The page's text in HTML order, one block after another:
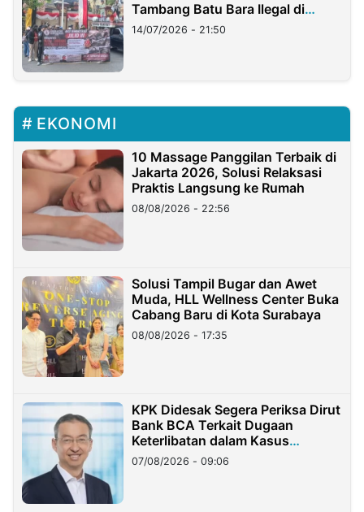
Tambang Batu Bara Ilegal di
Lampung
14/07/2026 - 21:50
EKONOMI
10 Massage Panggilan Terbaik di
Jakarta 2026, Solusi Relaksasi
Praktis Langsung ke Rumah
08/08/2026 - 22:56
Solusi Tampil Bugar dan Awet
Muda, HLL Wellness Center Buka
Cabang Baru di Kota Surabaya
08/08/2026 - 17:35
KPK Didesak Segera Periksa Dirut
Bank BCA Terkait Dugaan
Keterlibatan dalam Kasus
Hilangnya Dana Nasabah Rp2,58
Miliar
07/08/2026 - 09:06